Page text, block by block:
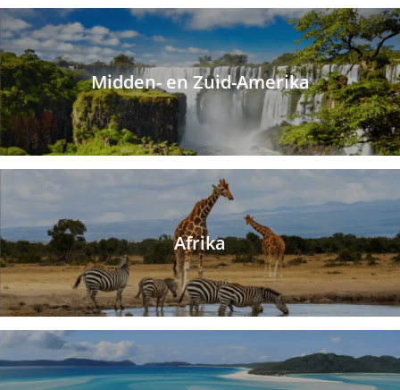
Midden- en Zuid-Amerika
Afrika